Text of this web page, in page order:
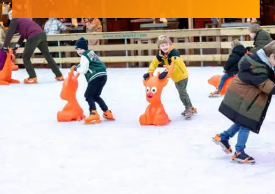
Hoe vergroenen we ons
energieverbruik?
Op basis van het aantal ijsbanen en het